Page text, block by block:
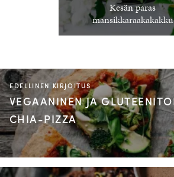
Kesän paras
mansikkaraakakakku
EDELLINEN KIRJOITUS
VEGAANINEN JA
CHIA-PIZZA